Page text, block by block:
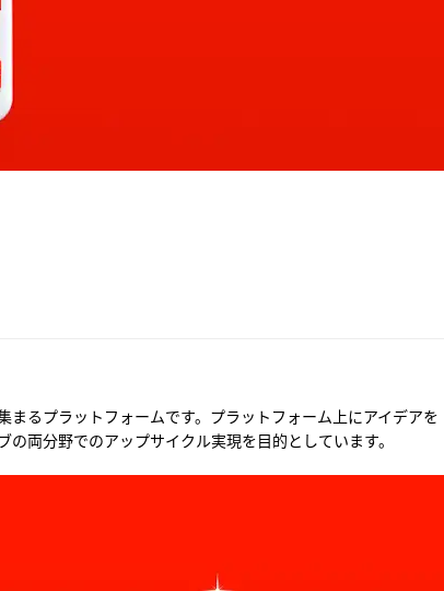
るプラットフォームです。プラットフォーム上にアイデアを
両分野でのアップサイクル実現を目的としています。